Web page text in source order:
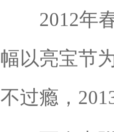
2012年春
幅以亮宝节
不过瘾，